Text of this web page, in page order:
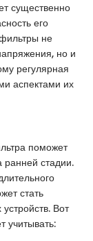
существенно
его
не
но и
регулярная
аспектами их
поможет
стадии.
стать
Вот
учитывать: